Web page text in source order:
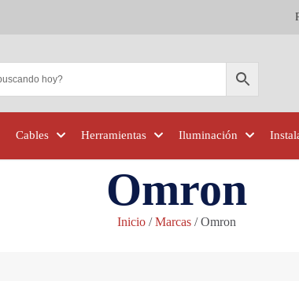
Cables Herramientas Iluminación
Omron
Inicio/Marcas/ Omron